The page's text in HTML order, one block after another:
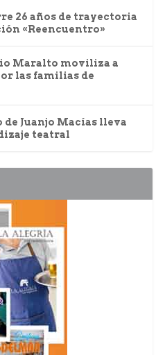
26 años de trayectoria
«Reencuentro»
Maralto moviliza a
las familias de
Juanjo Macías lleva
teatral